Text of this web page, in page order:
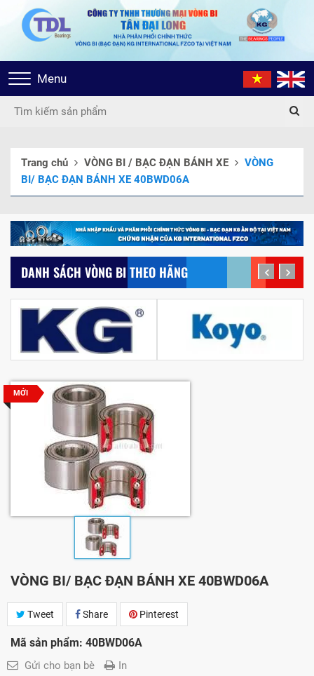
Toggle
navigation
Menu
Trang chủ VÒNG BI / BẠC ĐẠN BÁNH XE
VÒNG
BI/ BẠC ĐẠN BÁNH XE 40BWD06A
DANH SÁCH VÒNG BI THEO HÃNG prev next
MỚI
VÒNG BI/ BẠC ĐẠN BÁNH XE 40BWD06A
Tweet Share Pinterest
Mã sản phẩm: 40BWD06A
Gửi cho bạn bè In